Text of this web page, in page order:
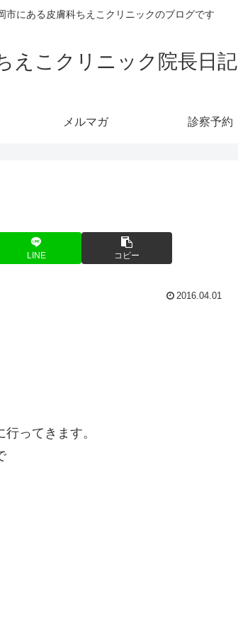
市にある皮膚科ちえこクリニックのブログです
えこクリニック院長日記
メルマガ 診察予約
LINE コピー
2016.04.01
ってきます。